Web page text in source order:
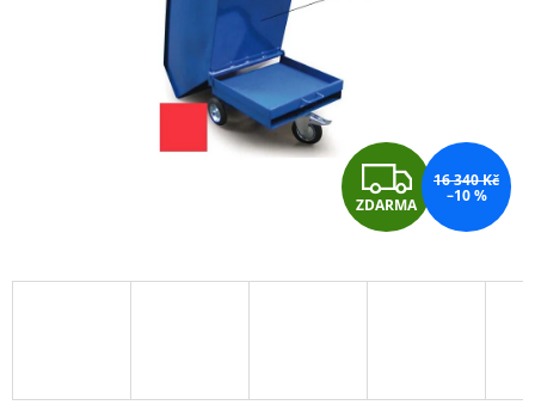
Z
D
A
ZDARMA
16 340 Kč
–10 %